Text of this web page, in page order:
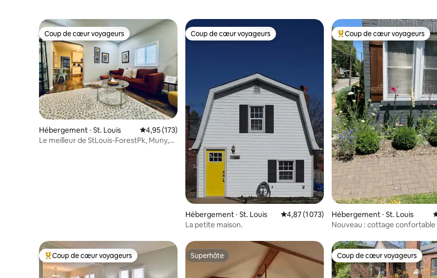
Coup de cœur voyageurs
Coup de cœur voyageurs
Hébergement ⋅ St. Louis Évaluation moyenne sur la base de 173 commentaires : 4,95 sur 5
4,95 (173)
Le meilleur de StLouis-ForestPk, Muny,
Coup de cœur voyageurs
Coup de cœur voyageurs
Hébergement ⋅ St. Louis Évaluation moyenne sur la base de 1 073
4,87 (1 073)
La petite maison.
Coups de cœur voyageurs les
Coup de cœur voyageurs
Hébergement ⋅ St. Louis
Nouveau : cottage confortable
Coups de cœur voyageurs les plus appréciés
Coup de cœur voyageurs Superhôte
Superhôte Coup de cœur voyageurs
Coup de cœur voyageurs